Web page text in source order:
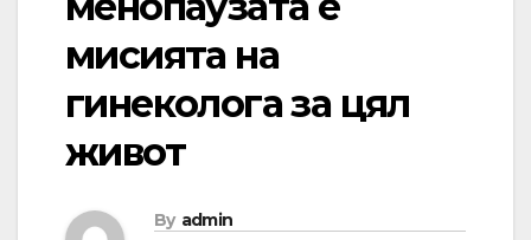
мисията на
гинеколога за цял
живот
By admin